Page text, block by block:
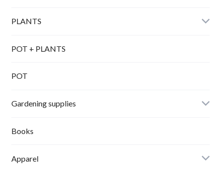
PLANTS
POT + PLANTS
POT
Gardening supplies
Books
Apparel